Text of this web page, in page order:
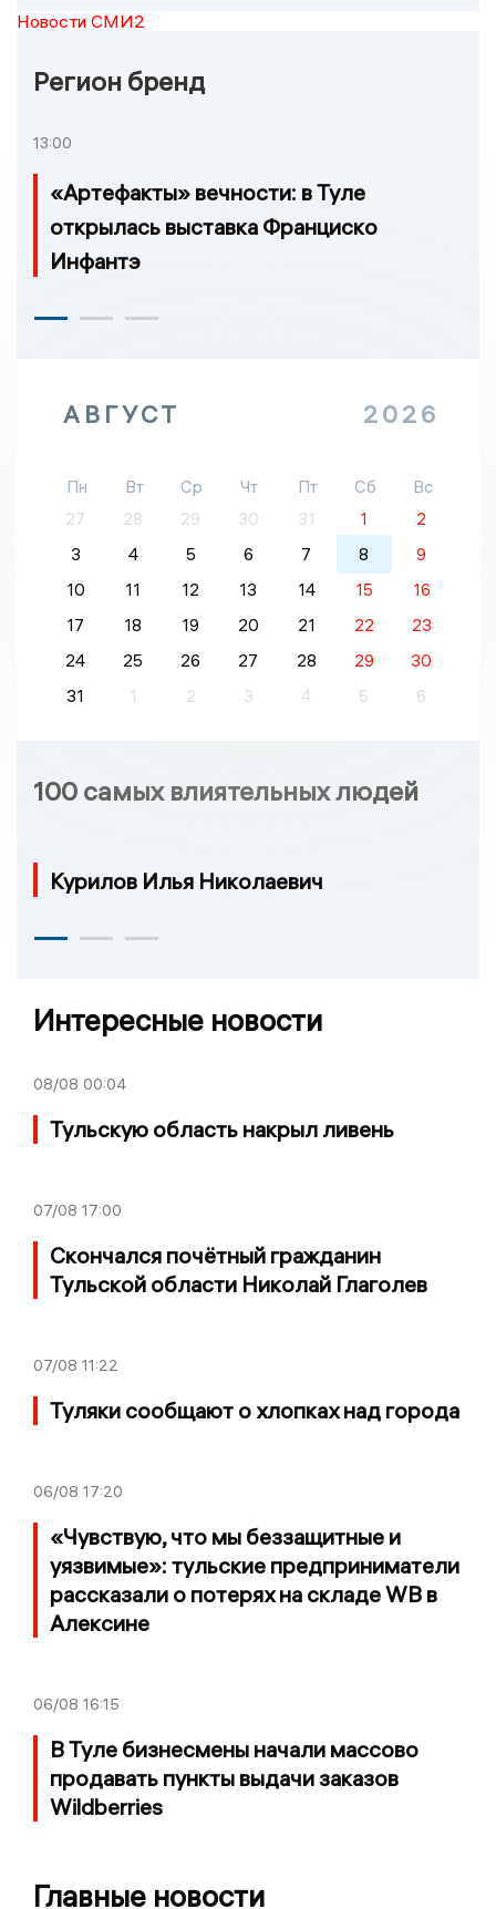
Новости СМИ2
Регион бренд
13:00
«Артефакты» вечности: в Туле
открылась выставка Франциско
Инфантэ
АВГУСТ 2026
Пн Вт Ср Чт Пт Сб
Вс
27
28 29 30 31 1
2
3
4 5 6 7 8
9
10
11 12 13 14 15
16
17
18 19 20 21 22
23
24
25 26 27 28 29
30
31
1 2 3 4 5 6
100 самых влиятельных людей
Курилов Илья Николаевич
Интересные новости
08/08 00:04
Тульскую область накрыл ливень
07/08 17:00
Скончался почётный гражданин
Тульской области Николай Глаголев
07/08 11:22
Туляки сообщают о хлопках над города
06/08 17:20
«Чувствую, что мы беззащитные и
уязвимые»: тульские предприниматели
рассказали о потерях на складе WB в
Алексине
06/08 16:15
В Туле бизнесмены начали массово
продавать пункты выдачи заказов
Wildberries
Главные новости